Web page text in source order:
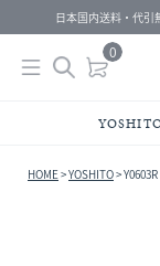
日本国内送料・代引
0
HOME YOSHITO Y0603R